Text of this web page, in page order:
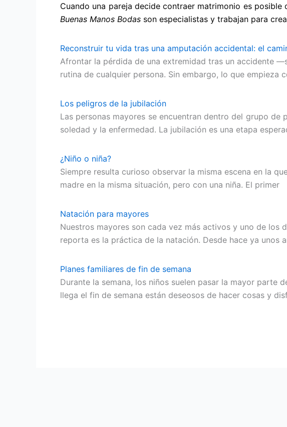
Cuando una pareja decide contraer matrimonio es
Buenas Manos Bodas son especialistas y trabajan para
Reconstruir tu vida tras una amputación accidental: el
Afrontar la pérdida de una extremidad tras un accidente
rutina de cualquier persona. Sin embargo, lo que empieza
Los peligros de la jubilación
Las personas mayores se encuentran dentro del grupo
soledad y la enfermedad. La jubilación es una etapa
¿Niño o niña?
Siempre resulta curioso observar la misma escena en la
madre en la misma situación, pero con una niña. El primer
Natación para mayores
Nuestros mayores son cada vez más activos y uno de los
reporta es la práctica de la natación. Desde hace ya unos
Planes familiares de fin de semana
Durante la semana, los niños suelen pasar la mayor
llega el fin de semana están deseosos de hacer cosas y